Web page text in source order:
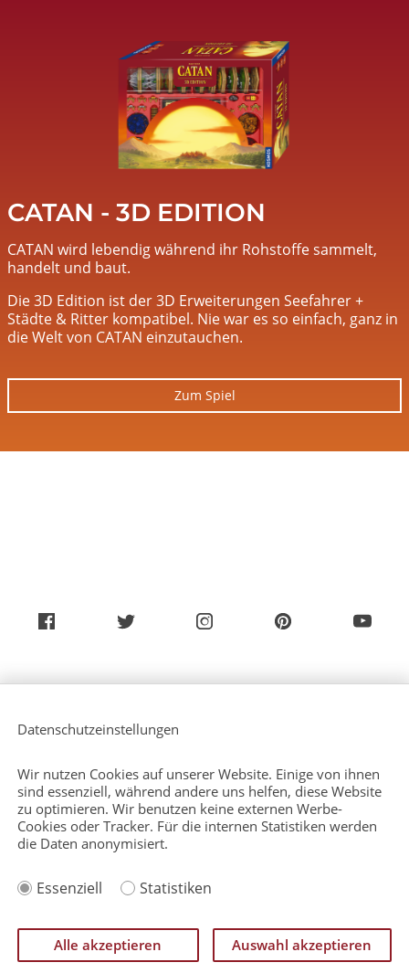
Datenschutzeinstellungen
Wir nutzen Cookies auf unserer Website. Einige von ihnen
sind essenziell, während andere uns helfen, diese Website
zu optimieren. Wir benutzen keine externen Werbe-
Cookies oder Tracker. Für die internen Statistiken werden
die Daten anonymisiert.
Essenziell Statistiken
Alle akzeptieren
Einverständniserklärung zurückziehenAuswahl akzeptieren
Image
CATAN - 3D EDITION
CATAN wird lebendig während ihr Rohstoffe sammelt,
handelt und baut.
Die 3D Edition ist der 3D Erweiterungen Seefahrer +
Städte & Ritter kompatibel. Nie war es so einfach, ganz in
die Welt von CATAN einzutauchen.
Zum Spiel
Sitemap
Datenschutzerklärung
Rechtlicher Hinweis